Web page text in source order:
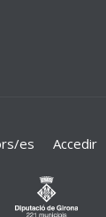
es Accedir